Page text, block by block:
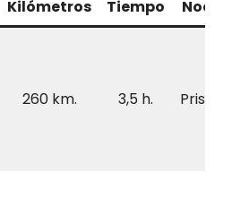
Kilómetros Tiempo Noche
260 km. 3,5 h. Pristina